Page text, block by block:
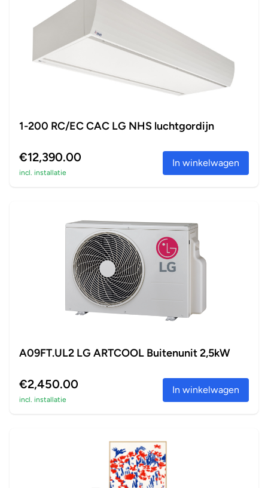
1-200 RC/EC CAC LG NHS luchtgordijn
€12,390.00
incl. installatie
In winkelwagen
A09FT.UL2 LG ARTCOOL Buitenunit 2,5kW
€2,450.00
incl. installatie
In winkelwagen